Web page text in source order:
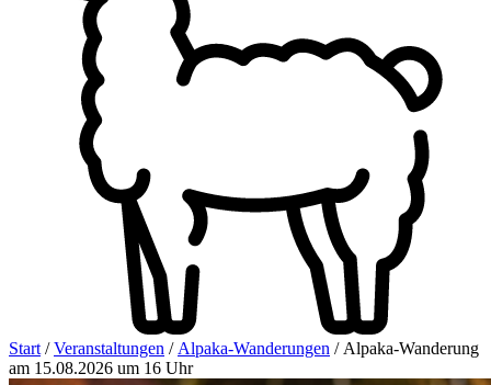
Start /Veranstaltungen / Alpaka-Wanderungen / Alpaka-Wanderung
am 15.08.2026 um 16 Uhr